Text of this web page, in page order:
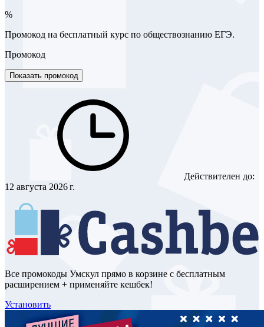
%
Промокод на бесплатный курс по обществознанию ЕГЭ.
Промокод
Показать промокод
Действителен до:
12 августа 2026 г.
Все промокоды Умскул прямо в корзине с бесплатным
расширением + применяйте кешбек!
Установить